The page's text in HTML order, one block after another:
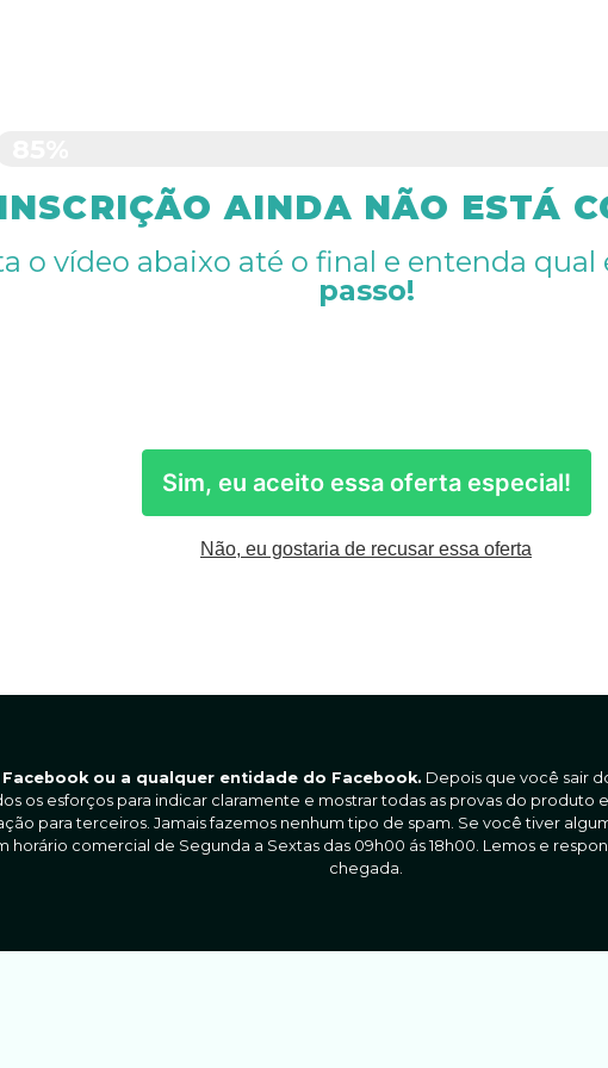
AINDA NÃO ESTÁ
o vídeo abaixo até o final e entenda qual
passo!
Sim, eu aceito essa oferta especial!
Não, eu gostaria de recusar essa oferta
ou a qualquer entidade do Facebook. Depois que você sair
os esforços para indicar claramente e mostrar todas as provas do produto
para terceiros. Jamais fazemos nenhum tipo de spam. Se você tiver
horário comercial de Segunda a Sextas das 09h00 ás 18h00. Lemos e
chegada.